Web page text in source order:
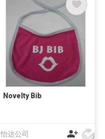
Novelty Bib
怡达公司